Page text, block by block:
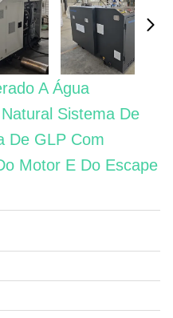
A Água
Sistema De
De GLP Com
Motor E Do Escape